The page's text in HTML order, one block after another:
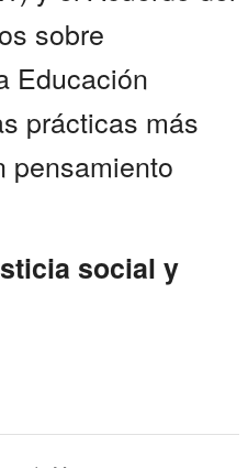
sobre
Educación
prácticas más
pensamiento
social y